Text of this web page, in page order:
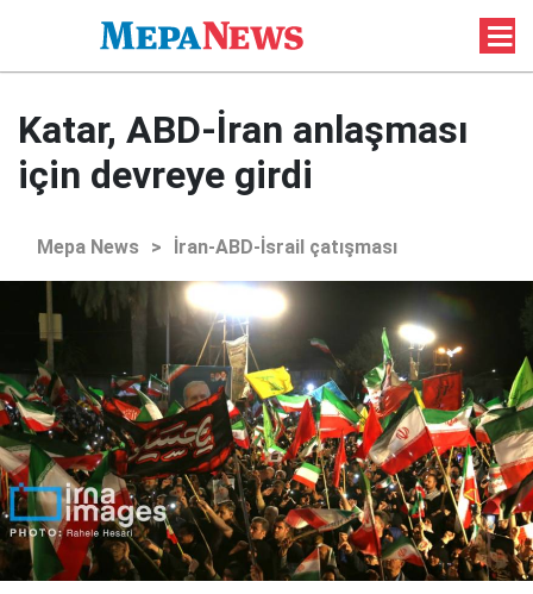
Katar, ABD-İran anlaşması
için devreye girdi
Mepa News > İran-ABD-İsrail çatışması